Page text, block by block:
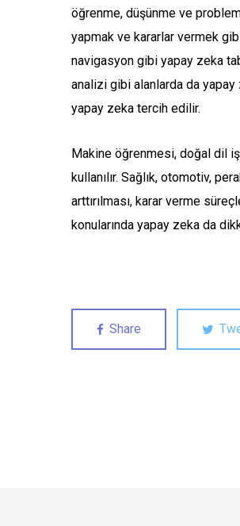
öğrenme, düşünme ve
yapmak ve kararlar vermek
navigasyon gibi yapay zeka
analizi gibi alanlarda da yapay
yapay zeka tercih edilir.
Makine öğrenmesi, doğal dil
kullanılır. Sağlık, otomotiv,
arttırılması, karar verme
konularında yapay zeka da
Share